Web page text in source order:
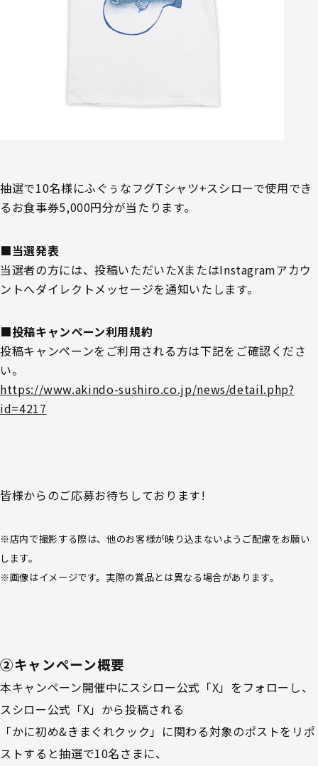
抽選で10名様にふぐぅなフグTシャツ+スシローで使用でき
るお食事券5,000円分が当たります。
■当選発表
当選者の方には、投稿いただいたXまたはInstagramアカウ
ントへダイレクトメッセージを通知いたします。
■投稿キャンペーン利用規約
投稿キャンペーンをご利用される方は下記をご確認くださ
い。
https://www.akindo-sushiro.co.jp/news/detail.php?
id=4217
皆様からのご応募お待ちしております!
※店内で撮影する際は、他のお客様が映り込まないようご配慮をお願い
します。
※画像はイメージです。実際の賞品とは異なる場合があります。
②キャンペーン概要
本キャンペーン開催中にスシロー公式「X」をフォローし、
スシロー公式「X」から投稿される
「かに初め&きまぐれクック」に関わる対象のポストをリポ
ストすると抽選で10名さまに、